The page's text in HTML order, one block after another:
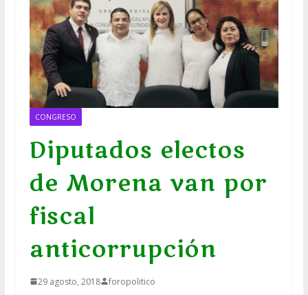
CONGRESO
Diputados electos
de Morena van por
fiscal
anticorrupción
29 agosto, 2018 foropolitico